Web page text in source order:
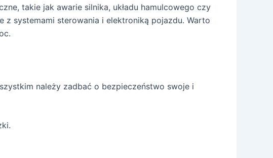
takie jak awarie silnika, układu hamulcowego czy
z systemami sterowania i elektroniką pojazdu. Warto
należy zadbać o bezpieczeństwo swoje i